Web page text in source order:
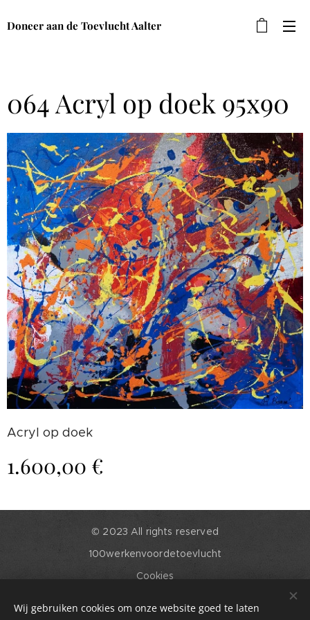
Doneer aan de Toevlucht Aalter
064 Acryl op doek 95x90
Acryl op doek
1.600,00 €
© 2023 All rights reserved
100werkenvoordetoevlucht
Cookies
Talen
Wij gebruiken cookies om onze website goed te laten